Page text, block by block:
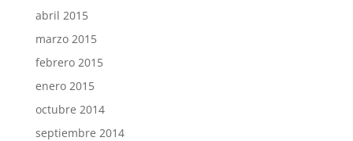
abril 2015
marzo 2015
febrero 2015
enero 2015
octubre 2014
septiembre 2014